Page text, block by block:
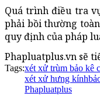
Quá trình điều tra
phải bồi thường
quy định của pháp
Phapluatplus.vn sẽ
Tags:xét xử trùm bảo kê
xét xử hưng kính
Phapluatplus